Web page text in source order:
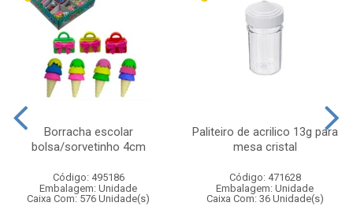
Borracha escolar
bolsa/sorvetinho 4cm
Código: 495186
Embalagem: Unidade
Caixa Com: 576 Unidade(s)
Paliteiro de acrilico 13g para
mesa cristal
Código: 471628
Embalagem: Unidade
Caixa Com: 36 Unidade(s)